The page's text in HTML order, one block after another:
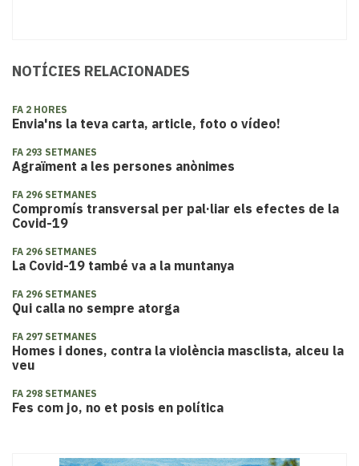
NOTÍCIES RELACIONADES
FA 2 HORES
Envia'ns la teva carta, article, foto o vídeo!
FA 293 SETMANES
Agraïment a les persones anònimes
FA 296 SETMANES
Compromís transversal per pal·liar els efectes de la
Covid-19
FA 296 SETMANES
La Covid-19 també va a la muntanya
FA 296 SETMANES
Qui calla no sempre atorga
FA 297 SETMANES
Homes i dones, contra la violència masclista, alceu la
veu
FA 298 SETMANES
Fes com jo, no et posis en política